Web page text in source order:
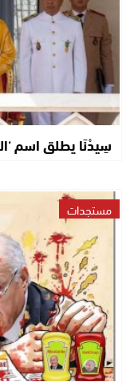
سِيدْنَا يطلق اسم
مستجدات